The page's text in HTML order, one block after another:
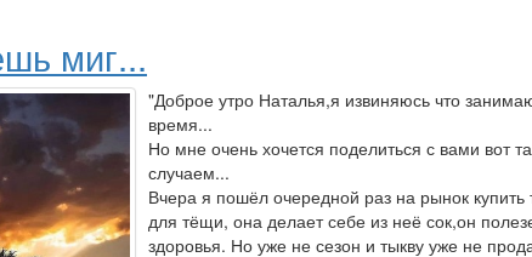
миг...
"Доброе утро Наталья,я извиняюсь что
время...
Но мне очень хочется поделиться с вами вот
случаем...
Вчера я пошёл очередной раз на рынок купить
для тёщи, она делает себе из неё сок,он
здоровья. Но уже не сезон и тыкву уже не